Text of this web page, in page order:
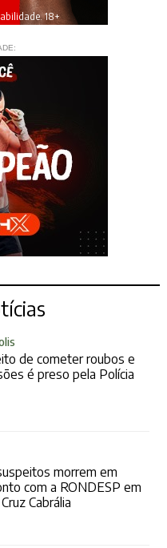
18+
de cometer roubos e
é preso pela Polícia
morrem em
com a RONDESP em
Cabrália